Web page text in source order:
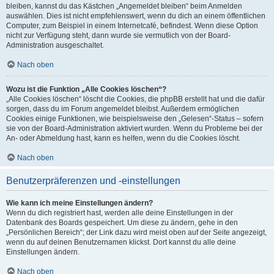
bleiben, kannst du das Kästchen „Angemeldet bleiben“ beim Anmelden
auswählen. Dies ist nicht empfehlenswert, wenn du dich an einem öffentlichen
Computer, zum Beispiel in einem Internetcafé, befindest. Wenn diese Option
nicht zur Verfügung steht, dann wurde sie vermutlich von der Board-
Administration ausgeschaltet.
Nach oben
Wozu ist die Funktion „Alle Cookies löschen“?
„Alle Cookies löschen“ löscht die Cookies, die phpBB erstellt hat und die dafür
sorgen, dass du im Forum angemeldet bleibst. Außerdem ermöglichen
Cookies einige Funktionen, wie beispielsweise den „Gelesen“-Status – sofern
sie von der Board-Administration aktiviert wurden. Wenn du Probleme bei der
An- oder Abmeldung hast, kann es helfen, wenn du die Cookies löscht.
Nach oben
Benutzerpräferenzen und -einstellungen
Wie kann ich meine Einstellungen ändern?
Wenn du dich registriert hast, werden alle deine Einstellungen in der
Datenbank des Boards gespeichert. Um diese zu ändern, gehe in den
„Persönlichen Bereich“; der Link dazu wird meist oben auf der Seite angezeigt,
wenn du auf deinen Benutzernamen klickst. Dort kannst du alle deine
Einstellungen ändern.
Nach oben